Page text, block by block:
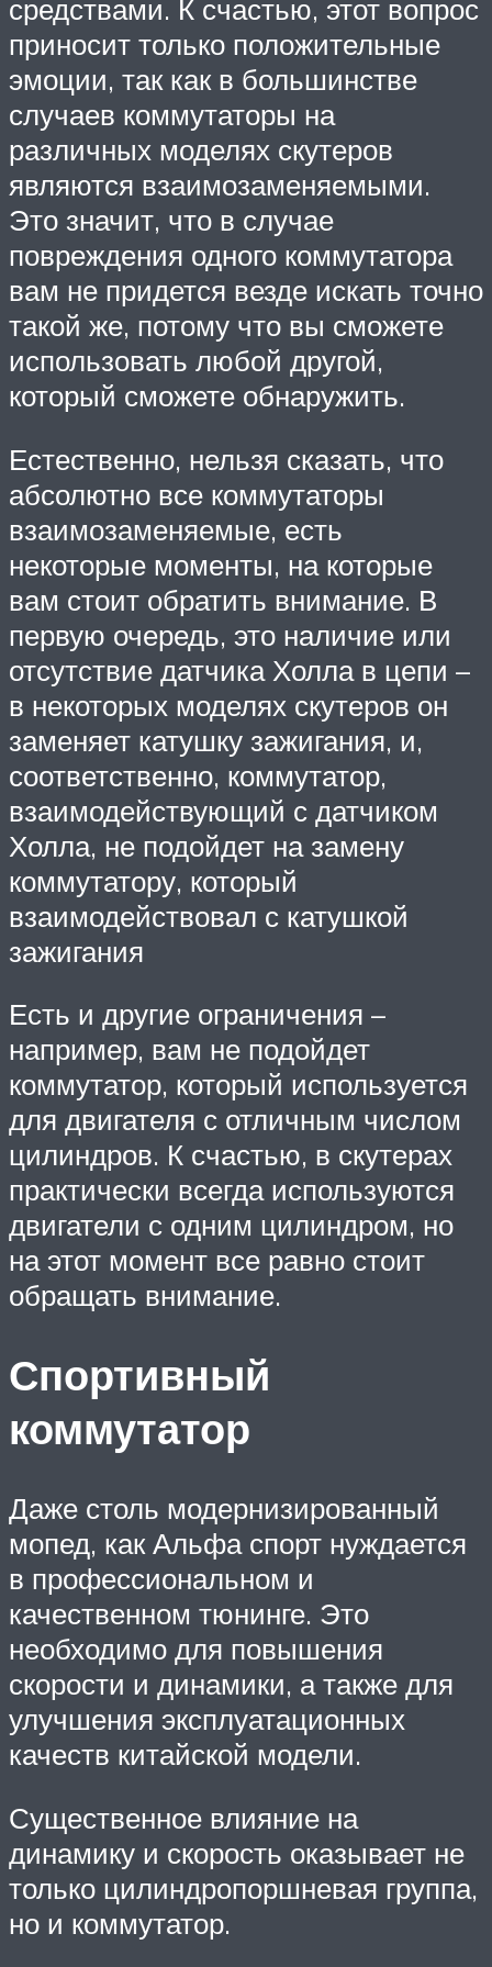
средствами. К счастью, этот вопрос
приносит только положительные
эмоции, так как в большинстве
случаев коммутаторы на
различных моделях скутеров
являются взаимозаменяемыми.
Это значит, что в случае
повреждения одного коммутатора
вам не придется везде искать точно
такой же, потому что вы сможете
использовать любой другой,
который сможете обнаружить.
Естественно, нельзя сказать, что
абсолютно все коммутаторы
взаимозаменяемые, есть
некоторые моменты, на которые
вам стоит обратить внимание. В
первую очередь, это наличие или
отсутствие датчика Холла в цепи –
в некоторых моделях скутеров он
заменяет катушку зажигания, и,
соответственно, коммутатор,
взаимодействующий с датчиком
Холла, не подойдет на замену
коммутатору, который
взаимодействовал с катушкой
зажигания
Есть и другие ограничения –
например, вам не подойдет
коммутатор, который используется
для двигателя с отличным числом
цилиндров. К счастью, в скутерах
практически всегда используются
двигатели с одним цилиндром, но
на этот момент все равно стоит
обращать внимание.
Спортивный
коммутатор
Даже столь модернизированный
мопед, как Альфа спорт нуждается
в профессиональном и
качественном тюнинге. Это
необходимо для повышения
скорости и динамики, а также для
улучшения эксплуатационных
качеств китайской модели.
Существенное влияние на
динамику и скорость оказывает не
только цилиндропоршневая группа,
но и коммутатор.